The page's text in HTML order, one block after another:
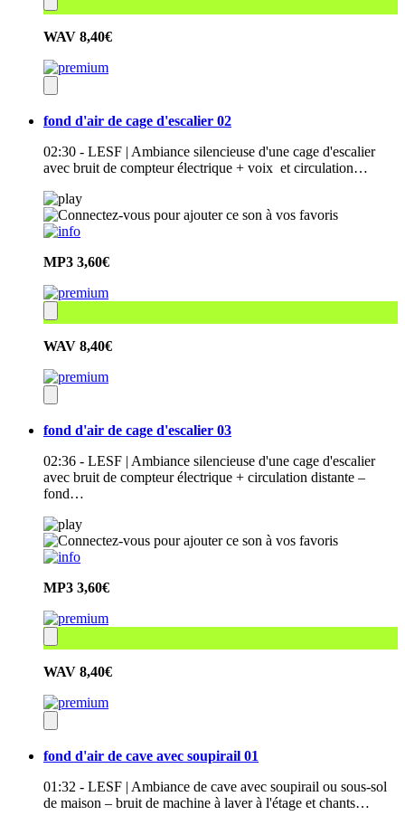
WAV 8,40€
fond d'air de cage d'escalier 02
02:30 - LESF | Ambiance silencieuse d'une cage d'escalier
avec bruit de compteur électrique + voix et circulation…
MP3 3,60€
WAV 8,40€
fond d'air de cage d'escalier 03
02:36 - LESF | Ambiance silencieuse d'une cage d'escalier
avec bruit de compteur électrique + circulation distante –
fond…
MP3 3,60€
WAV 8,40€
fond d'air de cave avec soupirail 01
01:32 - LESF | Ambiance de cave avec soupirail ou sous-sol
de maison – bruit de machine à laver à l'étage et chants…